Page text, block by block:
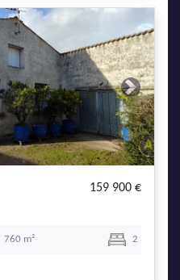
Next
159 900 €
760 m² 2